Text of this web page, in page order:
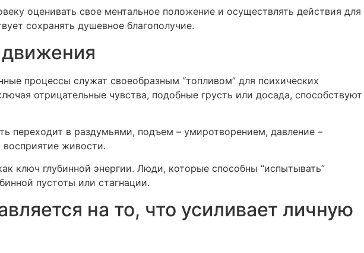
оценивать свое ментальное положение и осуществлять действия для
сохранять душевное благополучие.
процессы служат своеобразным “топливом” для психических
отрицательные чувства, подобные грусть или досада, способствуют
переходит в раздумьями, подъем – умиротворением, давление –
живости.
ключ глубинной энергии. Люди, которые способны “испытывать”
пустоты или стагнации.
на то, что усиливает личную